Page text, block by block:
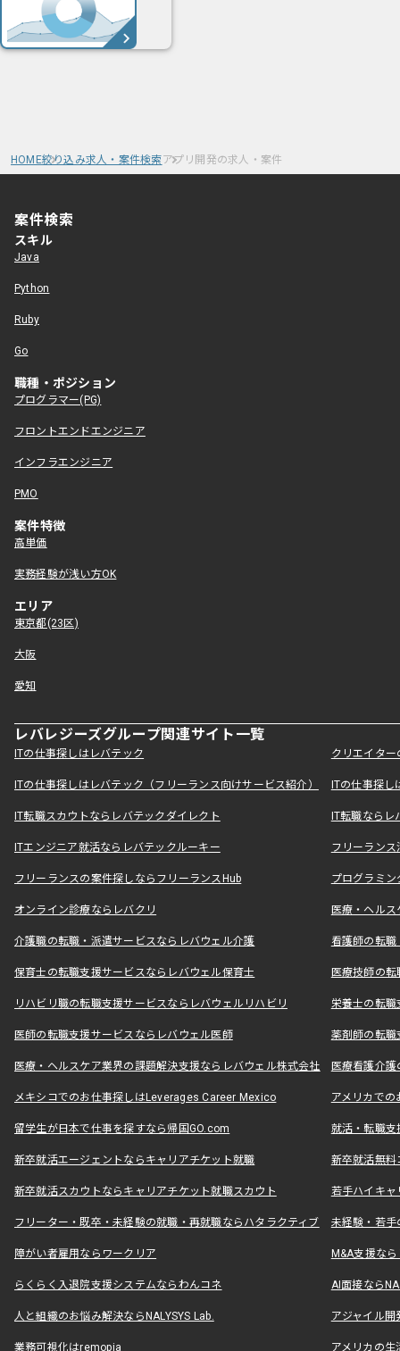
HOME絞り込み求人・案件検索アプリ開発の求人・案件
案件検索
スキル
Java
Python
Ruby
Go
職種・ポジション
プログラマー(PG)
フロントエンドエンジニア
インフラエンジニア
PMO
案件特徴
高単価
実務経験が浅い方OK
エリア
東京都(23区)
大阪
愛知
レバレジーズグループ関連サイト一覧
ITの仕事探しはレバテック クリエイタ
ITの仕事探しはレバテック（フリーランス向けサービス紹介） ITの仕事探
IT転職スカウトならレバテックダイレクト IT転職なら
ITエンジニア就活ならレバテックルーキー フリーラン
フリーランスの案件探しならフリーランスHub プログラミ
オンライン診療ならレバクリ 医療・ヘル
介護職の転職・派遣サービスならレバウェル介護 看護師の転
保育士の転職支援サービスならレバウェル保育士 医療技師の
リハビリ職の転職支援サービスならレバウェルリハビリ 栄養士の転
医師の転職支援サービスならレバウェル医師 薬剤師の転
医療・ヘルスケア業界の課題解決支援ならレバウェル株式会社 医療看護介
メキシコでのお仕事探しはLeverages Career Mexico アメリカで
留学生が日本で仕事を探すなら帰国GO.com 就活・転職
新卒就活エージェントならキャリアチケット就職 新卒就活無料
新卒就活スカウトならキャリアチケット就職スカウト 若手ハイキ
フリーター・既卒・未経験の就職・再就職ならハタラクティブ 未経験・若手
障がい者雇用ならワークリア M&A支援な
らくらく入退院支援システムならわんコネ AI面接なら
人と組織のお悩み解決ならNALYSYS Lab. アジャイル
業務可視化はremopia アメリカの